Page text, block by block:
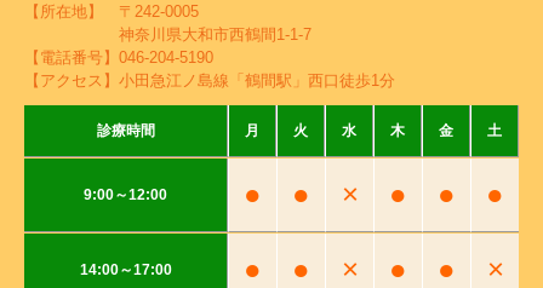
【所在地】 〒242-0005
神奈川県大和市西鶴間1-1-7
【電話番号】 046-204-5190
【アクセス】小田急江ノ島線「鶴間駅」西口徒歩1分
診療時間 月 火 水 木 金 土
9:00～12:00 ● ● × ● ● ●
14:00～17:00 ● ● × ● ● ×